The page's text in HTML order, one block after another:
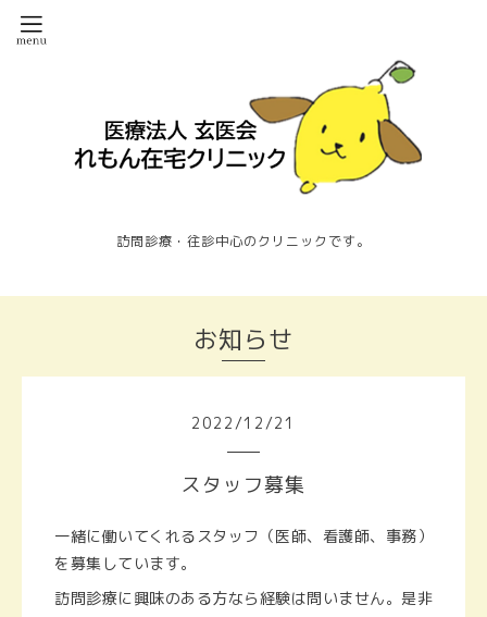
訪問診療・往診中心のクリニックです。
お知らせ
2022 /12 /21
スタッフ募集
一緒に働いてくれるスタッフ（医師、看護師、事務）
を募集しています。
訪問診療に興味のある方なら経験は問いません。是非